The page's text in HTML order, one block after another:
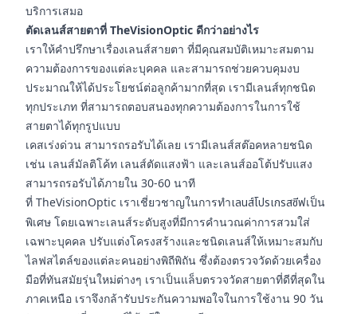
บริการเสมอ
ตัดเลนส์สายตาที่ TheVisionOptic ดีกว่าอย่างไร
เราให้คำปรึกษาเรื่องเลนส์สายตา ที่มีคุณสมบัติเหมาะสมตาม
ความต้องการของแต่ละบุคคล และสามารถช่วยควบคุมงบ
ประมาณให้ได้ประโยชน์ต่อลูกค้ามากที่สุด เรามีเลนส์ทุกชนิด
ทุกประเภท ที่สามารถตอบสนองทุกความต้องการในการใช้
สายตาได้ทุกรูปแบบ
เคสเร่งด่วน สามารถรอรับได้เลย เรามีเลนส์สต๊อคหลายชนิด
เช่น เลนส์มัลติโค้ท เลนส์ตัดแสงฟ้า และเลนส์ออโต้ปรับแสง
สามารถรอรับได้ภายใน 30-60 นาที
ที่ TheVisionOptic เราเชี่ยวชาญในการทำเลนส์โปรเกรสซีฟเป็น
พิเศษ โดยเฉพาะเลนส์ระดับสูงที่มีการคำนวณค่าการสวมใส่
เฉพาะบุคคล ปรับแต่งโครงสร้างและชนิดเลนส์ให้เหมาะสมกับ
ไลฟสไตล์ของแต่ละคนอย่างพิถีพิถัน ซึ่งต้องตรวจวัดด้วยเครื่อง
มือที่ทันสมัยรุ่นใหม่ต่างๆ เราเป็นแล็บตรวจวัดสายตาที่ดีที่สุดใน
ภาคเหนือ เราจึงกล้ารับประกันความพอใจในการใช้งาน 90 วัน